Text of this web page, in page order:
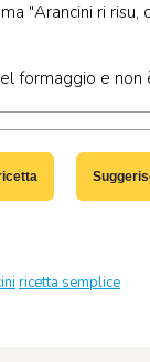
"Arancini ri risu,
formaggio e non
ricetta semplice